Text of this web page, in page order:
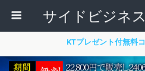
KTプレゼント付無料